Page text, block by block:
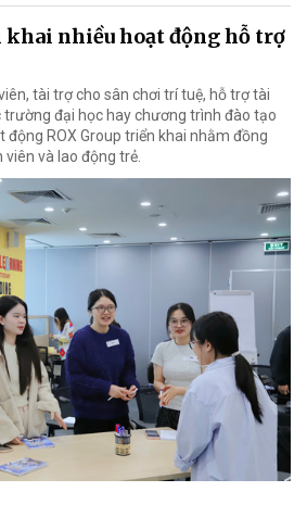
khai nhiều hoạt động hỗ trợ
tài trợ cho sân chơi trí tuệ, hỗ trợ tài
trường đại học hay chương trình đào tạo
ROX Group triển khai nhằm đồng
viên và lao động trẻ.